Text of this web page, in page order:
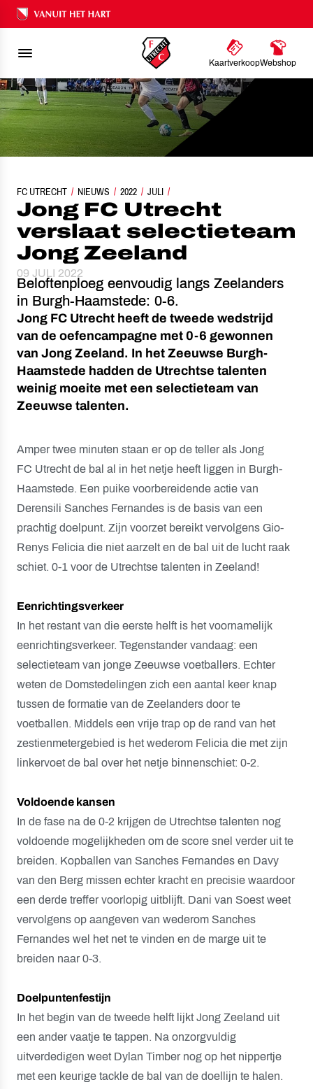
Ons nalatenschap
KaartverkoopWebshop
FC UTRECHT NIEUWS 2022 JULI
JONG FC UTRECHT VERSLAAT SELECTIETEAM JONG ZEELAND
Jong FC Utrecht
verslaat selectieteam
Jong Zeeland
09 JULI 2022
Beloftenploeg eenvoudig langs Zeelanders
in Burgh-Haamstede: 0-6.
Jong FC Utrecht heeft de tweede wedstrijd
van de oefencampagne met 0-6 gewonnen
van Jong Zeeland. In het Zeeuwse Burgh-
Haamstede hadden de Utrechtse talenten
weinig moeite met een selectieteam van
Zeeuwse talenten.
Amper twee minuten staan er op de teller als Jong
FC Utrecht de bal al in het netje heeft liggen in Burgh-
Haamstede. Een puike voorbereidende actie van
Derensili Sanches Fernandes is de basis van een
prachtig doelpunt. Zijn voorzet bereikt vervolgens Gio-
Renys Felicia die niet aarzelt en de bal uit de lucht raak
schiet. 0-1 voor de Utrechtse talenten in Zeeland!
Eenrichtingsverkeer
In het restant van die eerste helft is het voornamelijk
eenrichtingsverkeer. Tegenstander vandaag: een
selectieteam van jonge Zeeuwse voetballers. Echter
weten de Domstedelingen zich een aantal keer knap
tussen de formatie van de Zeelanders door te
voetballen. Middels een vrije trap op de rand van het
zestienmetergebied is het wederom Felicia die met zijn
linkervoet de bal over het netje binnenschiet: 0-2.
Voldoende kansen
In de fase na de 0-2 krijgen de Utrechtse talenten nog
voldoende mogelijkheden om de score snel verder uit te
breiden. Kopballen van Sanches Fernandes en Davy
van den Berg missen echter kracht en precisie waardoor
een derde treffer voorlopig uitblijft. Dani van Soest weet
vervolgens op aangeven van wederom Sanches
Fernandes wel het net te vinden en de marge uit te
breiden naar 0-3.
Doelpuntenfestijn
In het begin van de tweede helft lijkt Jong Zeeland uit
een ander vaatje te tappen. Na onzorgvuldig
uitverdedigen weet Dylan Timber nog op het nippertje
met een keurige tackle de bal van de doellijn te halen.